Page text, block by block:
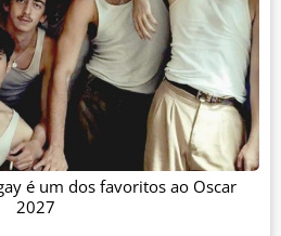
é um dos favoritos ao Oscar
2027